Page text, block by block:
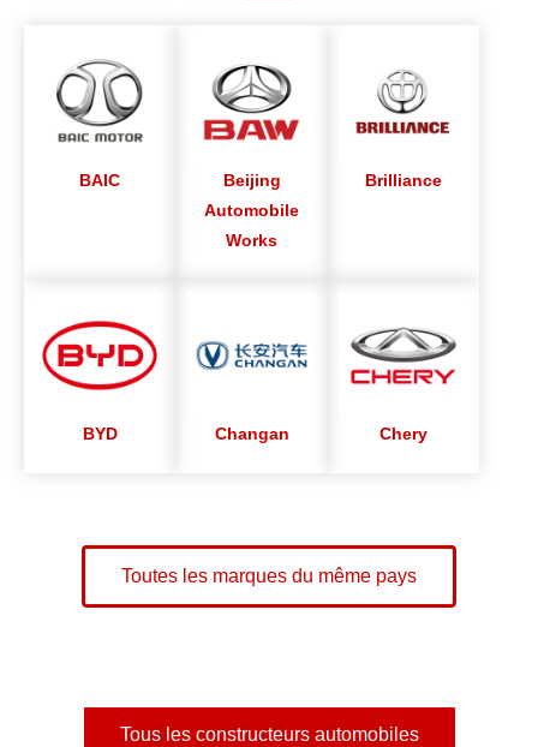
BAIC
Beijing
Automobile
Works
Brilliance
BYD Changan Chery
Toutes les marques du même pays
Tous les constructeurs automobiles